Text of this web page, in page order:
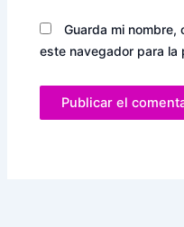
Guarda mi
este navegador para la